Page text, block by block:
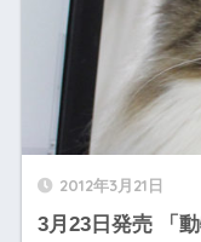
2012年3月21日
3月23日発売 「